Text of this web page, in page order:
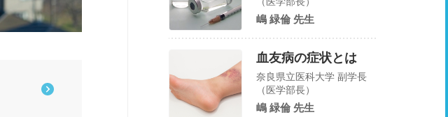
嶋 緑倫 先生
血友病の症状とは
奈良県立医科大学 副学長
（医学部長）
嶋 緑倫 先生